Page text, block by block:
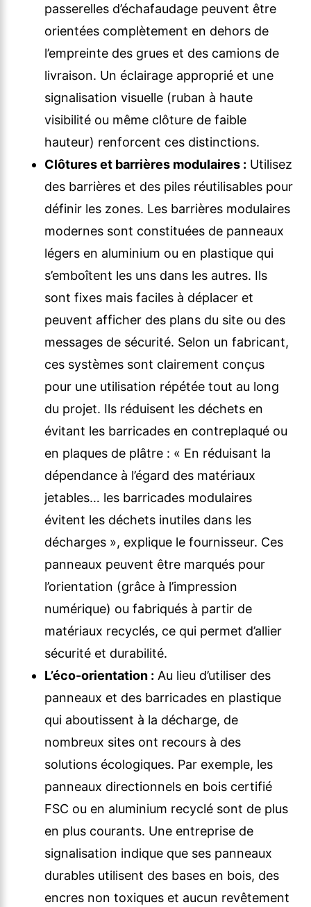
passerelles d’échafaudage peuvent être
orientées complètement en dehors de
l’empreinte des grues et des camions de
livraison. Un éclairage approprié et une
signalisation visuelle (ruban à haute
visibilité ou même clôture de faible
hauteur) renforcent ces distinctions.
Clôtures et barrières modulaires : Utilisez
des barrières et des piles réutilisables pour
définir les zones. Les barrières modulaires
modernes sont constituées de panneaux
légers en aluminium ou en plastique qui
s’emboîtent les uns dans les autres. Ils
sont fixes mais faciles à déplacer et
peuvent afficher des plans du site ou des
messages de sécurité. Selon un fabricant,
ces systèmes sont clairement conçus
pour une utilisation répétée tout au long
du projet. Ils réduisent les déchets en
évitant les barricades en contreplaqué ou
en plaques de plâtre : « En réduisant la
dépendance à l’égard des matériaux
jetables… les barricades modulaires
évitent les déchets inutiles dans les
décharges », explique le fournisseur. Ces
panneaux peuvent être marqués pour
l’orientation (grâce à l’impression
numérique) ou fabriqués à partir de
matériaux recyclés, ce qui permet d’allier
sécurité et durabilité.
L’éco-orientation : Au lieu d’utiliser des
panneaux et des barricades en plastique
qui aboutissent à la décharge, de
nombreux sites ont recours à des
solutions écologiques. Par exemple, les
panneaux directionnels en bois certifié
FSC ou en aluminium recyclé sont de plus
en plus courants. Une entreprise de
signalisation indique que ses panneaux
durables utilisent des bases en bois, des
encres non toxiques et aucun revêtement